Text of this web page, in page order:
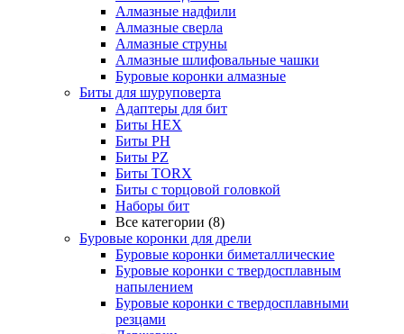
Алмазные надфили
Алмазные сверла
Алмазные струны
Алмазные шлифовальные чашки
Буровые коронки алмазные
Биты для шуруповерта
Адаптеры для бит
Биты HEX
Биты PH
Биты PZ
Биты TORX
Биты с торцовой головкой
Наборы бит
Все категории (8)
Буровые коронки для дрели
Буровые коронки биметаллические
Буровые коронки с твердосплавным
напылением
Буровые коронки с твердосплавными
резцами